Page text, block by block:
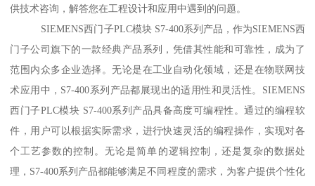
供技术咨询，解答您在工程设计和应用中遇到的问题。
SIEMENS西门子PLC模块 S7-400系列产品，作为SIEMENS西
门子公司旗下的一款经典产品系列，凭借其性能和可靠性，成为了
范围内众多企业选择。无论是在工业自动化领域，还是在物联网技
术应用中，S7-400系列产品都展现出的适用性和灵活性。SIEMENS
西门子PLC模块 S7-400系列产品具备高度可编程性。通过的编程软
件，用户可以根据实际需求，进行快速灵活的编程操作，实现对各
个工艺参数的控制。无论是简单的逻辑控制，还是复杂的数据处
理，S7-400系列产品都能够满足不同程度的需求，为客户提供个性化